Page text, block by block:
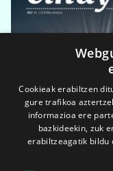
Cookieak erabiltzen
gure trafikoa
informazioa ere
bazkideekin, zuk
erabiltzeagatik bildu